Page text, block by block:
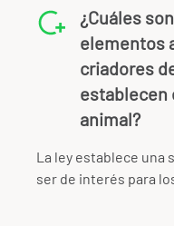
¿Cuáles
elementos
criadores
establecen
animal?
La ley establece una
ser de interés para